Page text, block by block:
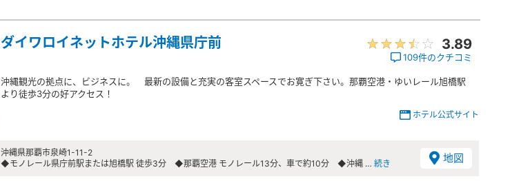
ダイワロイネットホテル沖縄県庁前 3.89
109件のクチコミ
沖縄観光の拠点に、ビジネスに。 最新の設備と充実の客室スペースでお寛ぎ下さい。那覇空港・ゆいレール旭橋駅
より徒歩3分の好アクセス！
ホテル公式サイト
沖縄県那覇市泉崎1-11-2
◆モノレール県庁前駅または旭橋駅 徒歩3分 ◆那覇空港 モノレール13分、車で約10分 ◆沖縄 … 続き 地図